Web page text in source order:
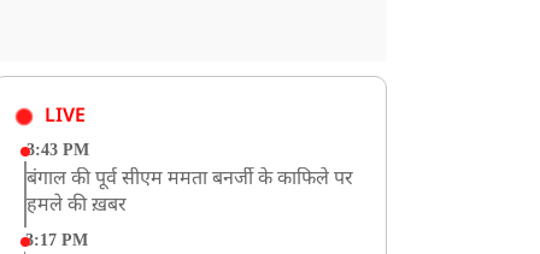
LIVE
3:43 PM
बंगाल की पूर्व सीएम ममता बनर्जी के काफिले पर
हमले की ख़बर
3:17 PM